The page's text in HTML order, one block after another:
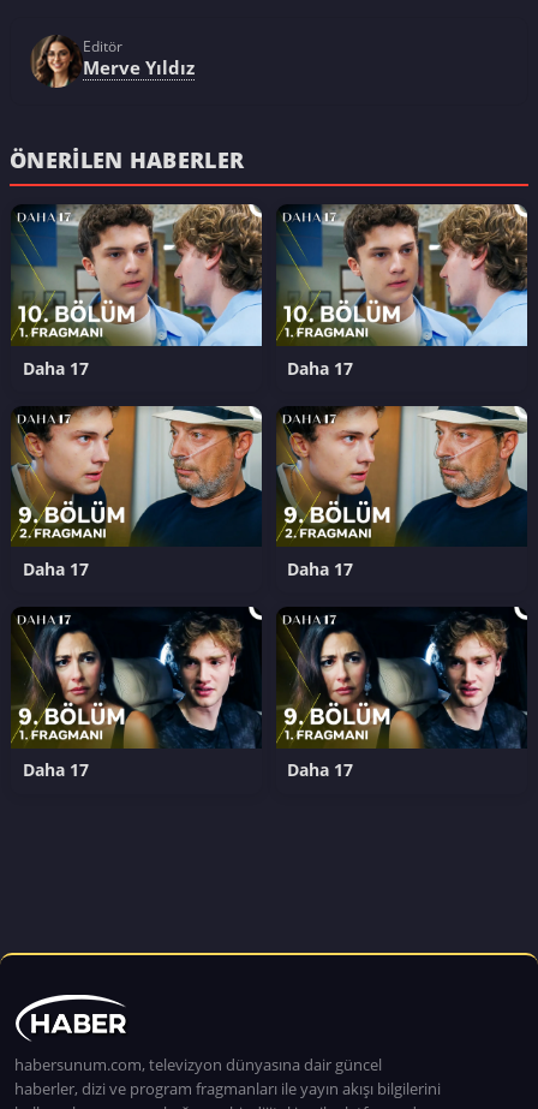
Editör
Merve Yıldız
ÖNERILEN HABERLER
Daha 17 Daha 17
Daha 17 Daha 17
Daha 17 Daha 17
habersunum.com, televizyon dünyasına dair güncel
haberler, dizi ve program fragmanları ile yayın akışı bilgilerini